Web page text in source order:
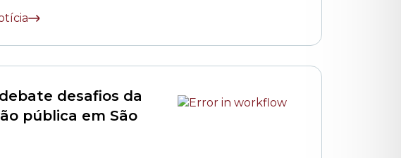
desafios da
pública em São